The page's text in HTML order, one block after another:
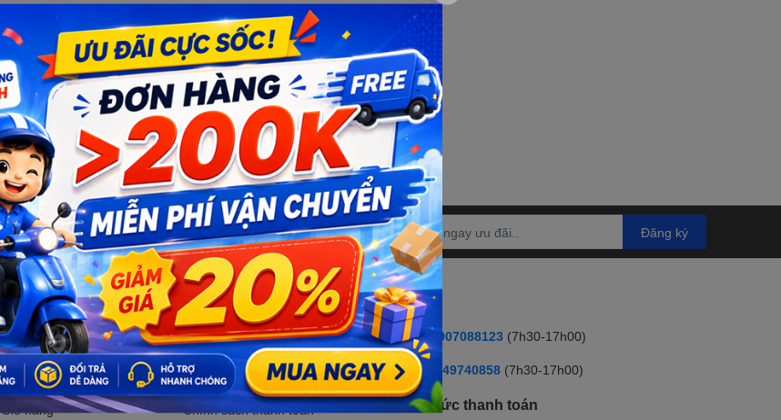
Bạn muốn nhận khuyến mãi đặc biệt?
Đăng ký ngay.
Đăng ký
Hỗ trợ khách hàng
Tìm kiếm
Đăng nhập
Đăng ký
Giỏ hàng
CHÍNH SÁCH
Chính sách bảo mật
Chính sách vận chuyển
Chính sách kiểm hàng
Chính sách thanh toán
HOTLINE
Mua hàng: 0907088123 (7h30-17h00)
Kỹ thuật : :0349740858 (7h30-17h00)
Phương thức thanh toán